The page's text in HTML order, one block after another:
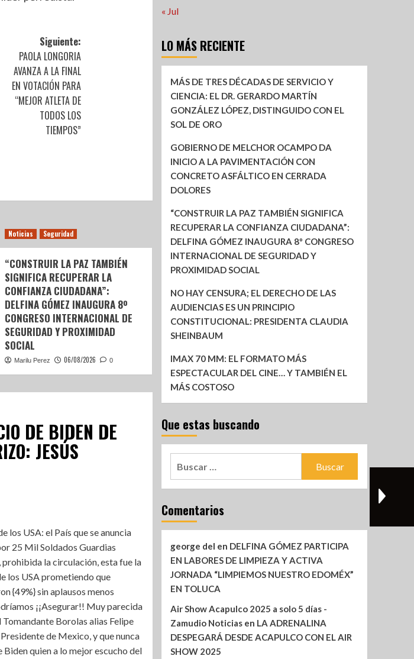
Siguiente:
PAOLA LONGORIA
AVANZA A LA FINAL
EN VOTACIÓN PARA
“MEJOR ATLETA DE
TODOS LOS
TIEMPOS”
Noticias Seguridad
“CONSTRUIR LA PAZ TAMBIÉN
SIGNIFICA RECUPERAR LA
CONFIANZA CIUDADANA”:
DELFINA GÓMEZ INAUGURA 8º
CONGRESO INTERNACIONAL DE
SEGURIDAD Y PROXIMIDAD
SOCIAL
Marilu Perez 06/08/2026 0
DE BIDEN DE
JESÚS
USA: el País que se anuncia
25 Mil Soldados Guardias
la circulación, esta fue la
los USA prometiendo que
{49%} sin aplausos menos
¡¡Asegurar!! Muy parecida
Borolas alias Felipe
de Mexico, y que nunca
quien a lo mejor escucho del
« Jul
LO MÁS RECIENTE
MÁS DE TRES DÉCADAS DE SERVICIO Y
CIENCIA: EL DR. GERARDO MARTÍN
GONZÁLEZ LÓPEZ, DISTINGUIDO CON EL
SOL DE ORO
GOBIERNO DE MELCHOR OCAMPO DA
INICIO A LA PAVIMENTACIÓN CON
CONCRETO ASFÁLTICO EN CERRADA
DOLORES
“CONSTRUIR LA PAZ TAMBIÉN SIGNIFICA
RECUPERAR LA CONFIANZA CIUDADANA”:
DELFINA GÓMEZ INAUGURA 8º CONGRESO
INTERNACIONAL DE SEGURIDAD Y
PROXIMIDAD SOCIAL
NO HAY CENSURA; EL DERECHO DE LAS
AUDIENCIAS ES UN PRINCIPIO
CONSTITUCIONAL: PRESIDENTA CLAUDIA
SHEINBAUM
IMAX 70 MM: EL FORMATO MÁS
ESPECTACULAR DEL CINE… Y TAMBIÉN EL
MÁS COSTOSO
Que estas buscando
Comentarios
george del en DELFINA GÓMEZ PARTICIPA
EN LABORES DE LIMPIEZA Y ACTIVA
JORNADA “LIMPIEMOS NUESTRO EDOMÉX”
EN TOLUCA
Air Show Acapulco 2025 a solo 5 días -
Zamudio Noticiasen LA ADRENALINA
DESPEGARÁ DESDE ACAPULCO CON EL AIR
SHOW 2025